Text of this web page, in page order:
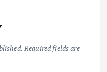
Required fields are